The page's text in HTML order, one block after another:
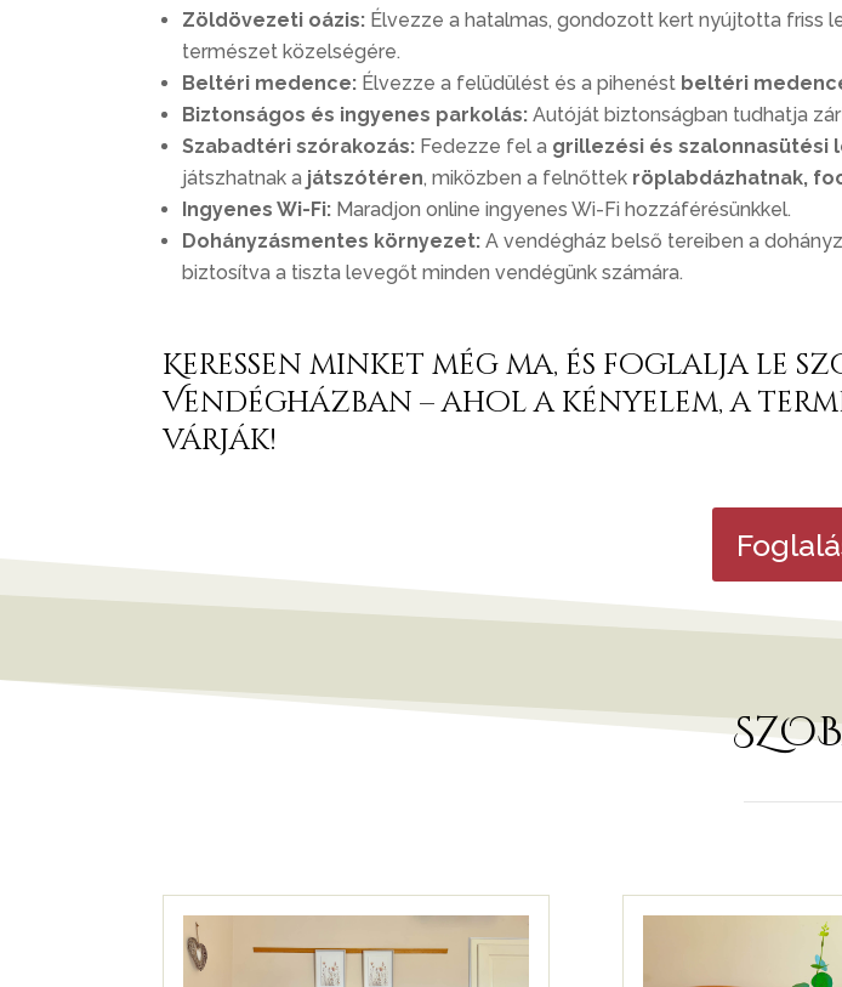
Zöldövezeti oázis: Élvezze a hatalmas, gondozott kert nyújtotta friss
természet közelségére.
Beltéri medence: Élvezze a felüdülést és a pihenést beltéri
Biztonságos és ingyenes parkolás: Autóját biztonságban tudhatja
Szabadtéri szórakozás: Fedezze fel a grillezési és szalonnasütési
játszhatnak a játszótéren, miközben a felnőttek röplabdázhatnak,
Ingyenes Wi-Fi: Maradjon online ingyenes Wi-Fi hozzáférésünkkel.
Dohányzásmentes környezet: A vendégház belső tereiben a
biztosítva a tiszta levegőt minden vendégünk számára.
Keressen minket még ma, és foglalja le
Vendégházban – ahol a kényelem, a
várják!